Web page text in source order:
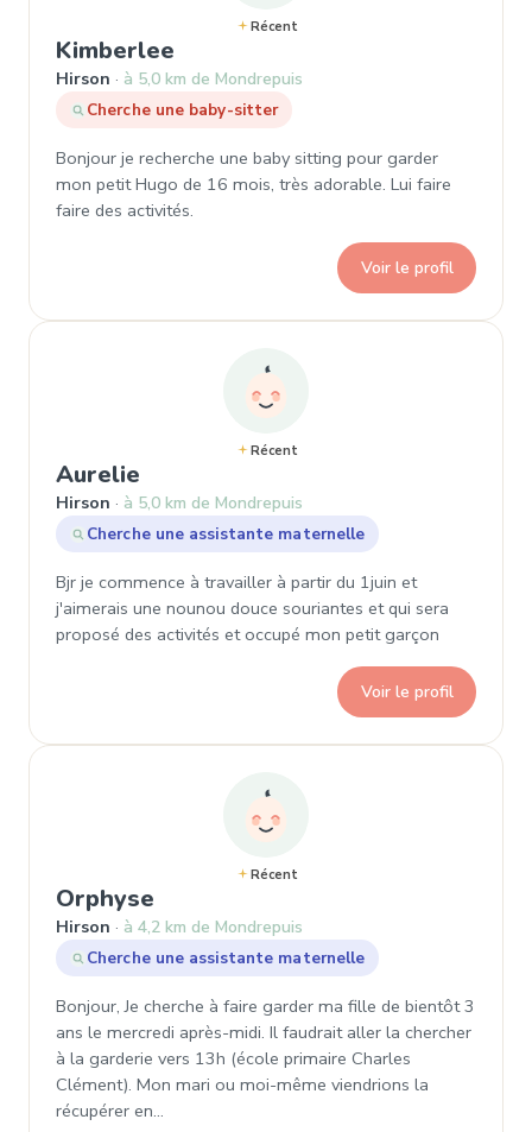
Récent
Kimberlee
Hirson
à 5,0 km de Mondrepuis
Cherche une baby-sitter
Bonjour je recherche une baby sitting pour garder
mon petit Hugo de 16 mois, très adorable. Lui faire
faire des activités.
Voir le profil
Récent
Aurelie
Hirson
à 5,0 km de Mondrepuis
Cherche une assistante maternelle
Bjr je commence à travailler à partir du 1juin et
j'aimerais une nounou douce souriantes et qui sera
proposé des activités et occupé mon petit garçon
Voir le profil
Récent
Orphyse
Hirson
à 4,2 km de Mondrepuis
Cherche une assistante maternelle
Bonjour, Je cherche à faire garder ma fille de bientôt 3
ans le mercredi après-midi. Il faudrait aller la chercher
à la garderie vers 13h (école primaire Charles
Clément). Mon mari ou moi-même viendrions la
récupérer en…